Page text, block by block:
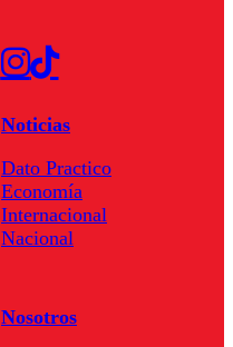
Noticias
Dato Practico
Economía
Internacional
Nacional
Nosotros